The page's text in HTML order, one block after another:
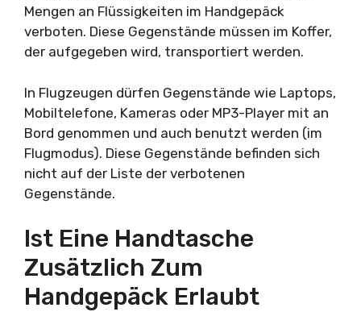
Mengen an Flüssigkeiten im Handgepäck
verboten. Diese Gegenstände müssen im Koffer,
der aufgegeben wird, transportiert werden.
In Flugzeugen dürfen Gegenstände wie Laptops,
Mobiltelefone, Kameras oder MP3-Player mit an
Bord genommen und auch benutzt werden (im
Flugmodus). Diese Gegenstände befinden sich
nicht auf der Liste der verbotenen
Gegenstände.
Ist Eine Handtasche
Zusätzlich Zum
Handgepäck Erlaubt